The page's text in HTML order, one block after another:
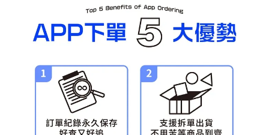
每筆NT$120，滿NT$3,000(含以上)免運費
預購-宅配(離島)(舊)
東海門市自取，需自備購物袋取貨唷。